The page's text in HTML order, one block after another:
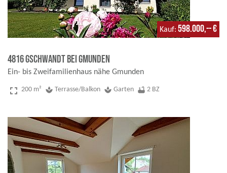
Kauf 598.000,-- €
4816 Gschwandt bei Gmunden
Ein- bis Zweifamilienhaus nähe Gmunden
fullscreen 200 m² spa Terrasse/Balkon spa Garten bathtub 2 BZ